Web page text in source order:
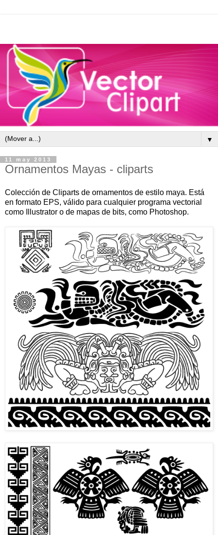
▼
11 may 2013
Ornamentos Mayas - cliparts
Colección de Cliparts de ornamentos de estilo maya. Está
en formato EPS, válido para cualquier programa vectorial
como Illustrator o de mapas de bits, como Photoshop.